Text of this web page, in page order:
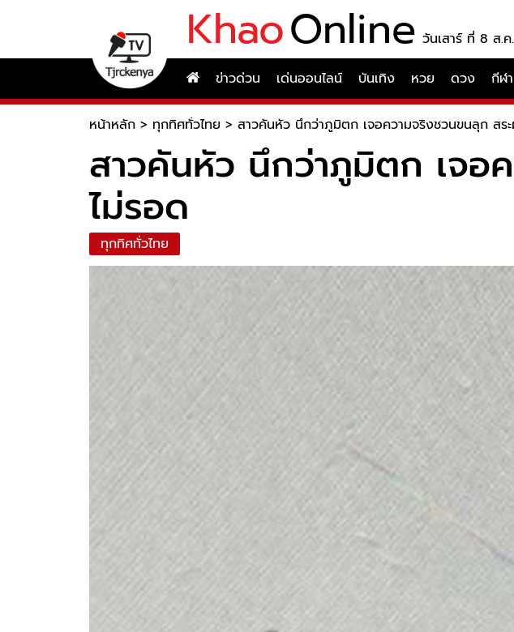
KhaoOnline วันเสาร์ ที่ 8 ส.
ข่าวด่วน เด่นออนไลน์ บันเทิง หวย ดวง กีฬา
หน้าหลัก > ทุกทิศทั่วไทย > สาวคันหัว นึกว่าภูมิตก เจอความจริงชวนขนลุก สร
สาวคันหัว นึกว่าภูมิตก เจอ
ไม่รอด
ทุกทิศทั่วไทย